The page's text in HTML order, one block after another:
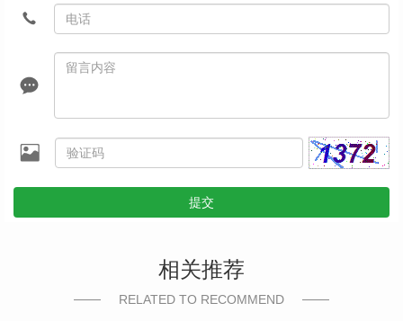
提交
相关推荐
RELATED TO RECOMMEND